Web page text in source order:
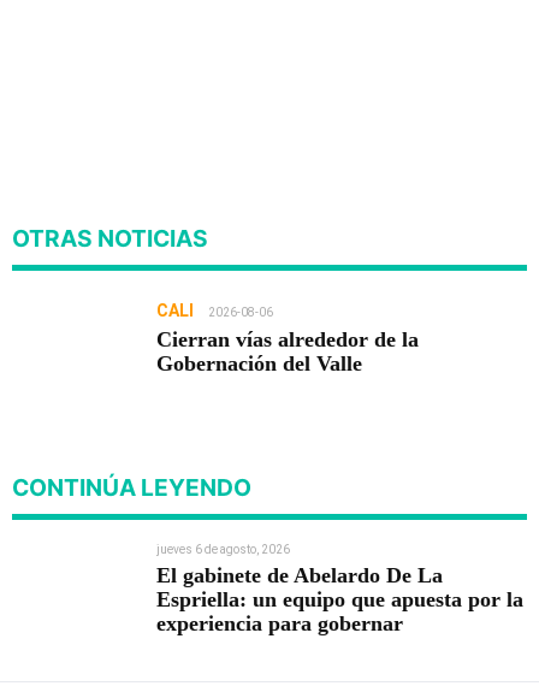
OTRAS NOTICIAS
CALI 2026-08-06
Cierran vías alrededor de la
Gobernación del Valle
CONTINÚA LEYENDO
jueves 6 de agosto, 2026
El gabinete de Abelardo De La
Espriella: un equipo que apuesta por la
experiencia para gobernar